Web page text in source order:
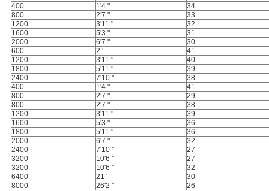
400
1'4 "
34
800
2'7 "
33
1200
3'11 "
32
1600
5'3 "
31
2000
6'7 "
30
600
2 '
41
1200
3'11 "
40
1800
5'11 "
39
2400
7'10 "
38
400
1'4 "
41
800
2'7 "
29
800
2'7 "
38
1200
3'11 "
39
1600
5'3 "
36
1800
5'11 "
36
2000
6'7 "
32
2400
7'10 "
27
3200
10'6 "
27
3200
10'6 "
32
6400
21 '
30
8000
26'2 " 26